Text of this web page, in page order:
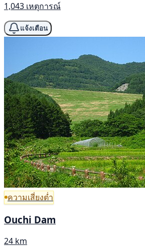
1,043 เหตุการณ์
แจ้งเตือน
ความเสี่ยงต่ำ
Ouchi Dam
24 km